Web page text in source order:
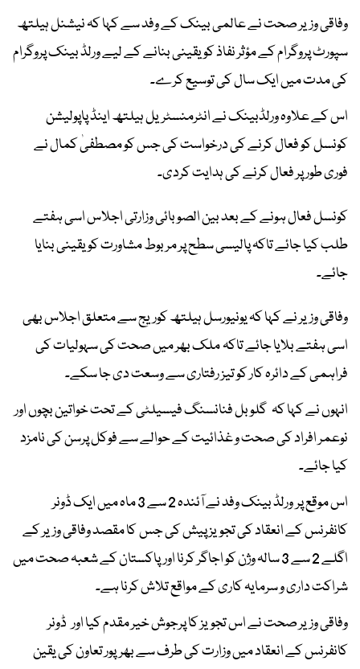
وفاقی وزیر صحت نے عالمی بینک کے وفد سے کہا کہ نیشنل ہیلتھ
سپورٹ پروگرام کے مؤثر نفاذ کو یقینی بنانے کے لیے ورلڈ بینک پروگرام
کی مدت میں ایک سال کی توسیع کرے۔
اس کے علاوہ ورلڈبینک نے انٹرمنسٹریل ہیلتھ اینڈ پاپولیشن
کونسل کو فعال کرنے کی درخواست کی جس کو مصطفیٰ کمال نے
فوری طور پر فعال کرنے کی ہدایت کردی۔
کونسل فعال ہونے کے بعد بین الصوبائی وزارتی اجلاس اسی ہفتے
طلب کیا جائے تاکہ پالیسی سطح پر مربوط مشاورت کو یقینی بنایا
جائے۔
وفاقی وزیر نے کہا کہ یونیورسل ہیلتھ کوریج سے متعلق اجلاس بھی
اسی ہفتے بلایا جائے تاکہ ملک بھر میں صحت کی سہولیات کی
فراہمی کے دائرہ کار کو تیز رفتاری سے وسعت دی جا سکے۔
انہوں نے کہا کہ گلوبل فنانسنگ فیسیلٹی کے تحت خواتین بچوں اور
نوعمر افراد کی صحت و غذائیت کے حوالے سے فوکل پرسن کی نامزد
کیا جائے۔
اس موقع پر ورلڈ بینک وفد نے آئندہ 2 سے 3 ماہ میں ایک ڈونر
کانفرنس کے انعقاد کی تجویز پیش کی جس کا مقصد وفاقی وزیر کے
اگلے 2 سے 3 سالہ وژن کو اجاگر کرنا اور پاکستان کے شعبہ صحت میں
شراکت داری و سرمایہ کاری کے مواقع تلاش کرنا ہے۔
وفاقی وزیر صحت نے اس تجویز کا پرجوش خیر مقدم کیا اور ڈونر
کانفرنس کے انعقاد میں وزارت کی طرف سے بھرپور تعاون کی یقین